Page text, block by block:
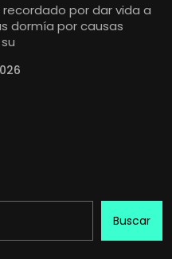
por dar vida a
dormía por causas
Buscar